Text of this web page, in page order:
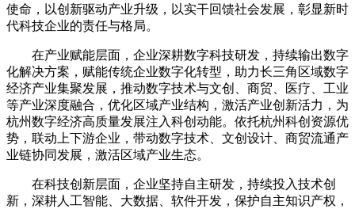
使命，以创新驱动产业升级，以实干回馈社会发展，彰显新时
代科技企业的责任与格局。
在产业赋能层面，企业深耕数字科技研发，持续输出数字
化解决方案，赋能传统企业数字化转型，助力长三角区域数字
经济产业集聚发展，推动数字技术与文创、商贸、医疗、工业
等产业深度融合，优化区域产业结构，激活产业创新活力，为
杭州数字经济高质量发展注入科创动能。依托杭州科创资源优
势，联动上下游企业，带动数字技术、文创设计、商贸流通产
业链协同发展，激活区域产业生态。
在科技创新层面，企业坚持自主研发，持续投入技术创
新，深耕人工智能、大数据、软件开发，保护自主知识产权，